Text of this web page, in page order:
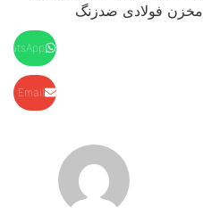
مخزن فولادی ضدزنگ
Email